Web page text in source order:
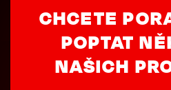
CHCETE
POPTAT
NAŠICH